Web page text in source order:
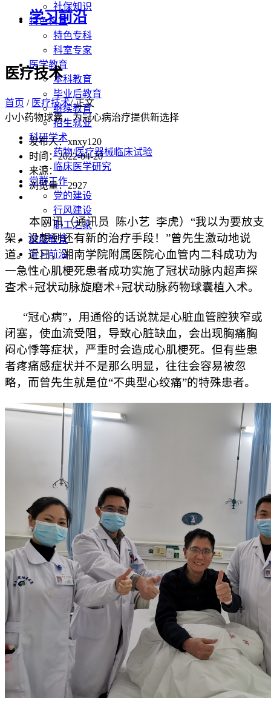
社保知识
特色科室
特色专科
科室专家
医学教育
本科教育
毕业后教育
继续教育
招生就业
科研学术
药物/医疗器械临床试验
临床医学研究
党群工作
党的建设
行风建设
职工之家
健康教育
学习前沿
学习前沿
医疗技术
首页 / 医疗技术/ 正文
小小药物球囊，为冠心病治疗提供新选择
发布人：xnxy120
时间：2022-04-20
来源：
浏览量：2927
本网讯（通讯员 陈小艺 李虎）“我以为要放支
架，没想到还有新的治疗手段！”曾先生激动地说
道。近日，湘南学院附属医院心血管内二科成功为
一急性心肌梗死患者成功实施了冠状动脉内超声探
查术+冠状动脉旋磨术+冠状动脉药物球囊植入术。
“冠心病”，用通俗的话说就是心脏血管腔狭窄或
闭塞，使血流受阻，导致心脏缺血，会出现胸痛胸
闷心悸等症状，严重时会造成心肌梗死。但有些患
者疼痛感症状并不是那么明显，往往会容易被忽
略，而曾先生就是位“不典型心绞痛”的特殊患者。